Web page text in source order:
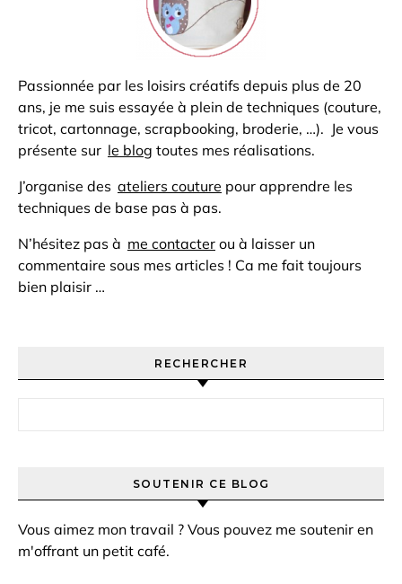
Passionnée par les loisirs créatifs depuis plus de 20
ans, je me suis essayée à plein de techniques (couture,
tricot, cartonnage, scrapbooking, broderie, …). Je vous
présente sur le blog toutes mes réalisations.
J’organise des ateliers couture pour apprendre les
techniques de base pas à pas.
N’hésitez pas à me contacter ou à laisser un
commentaire sous mes articles ! Ca me fait toujours
bien plaisir …
RECHERCHER
SOUTENIR CE BLOG
Vous aimez mon travail ? Vous pouvez me soutenir en
m'offrant un petit café.